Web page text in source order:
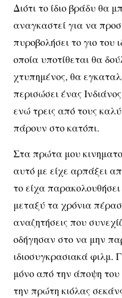
Διότι το ίδιο βράδυ θα
αναγκαστεί για να
πυροβολήσει το γιο του
οποία υποτίθεται θα
χτυπημένος, θα
περισώσει ένας
ενώ τρεις από τους
πάρουν στο κατόπι.
Στα πρώτα μου
αυτό με είχε αρπάξει
το είχα
μεταξύ τα χρόνια
αναζητήσεις που
οδήγησαν στο να μην
ιδιοσυγκρασιακά φιλμ.
μόνο από την άποψη του
την πρώτη κιόλας